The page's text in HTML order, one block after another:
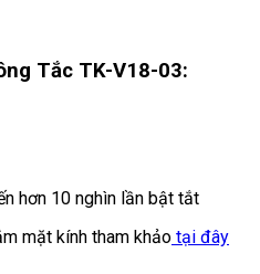
Tắc TK-V18-03:
hơn 10 nghìn lần bật tắt
mặt kính tham khảo tại đây